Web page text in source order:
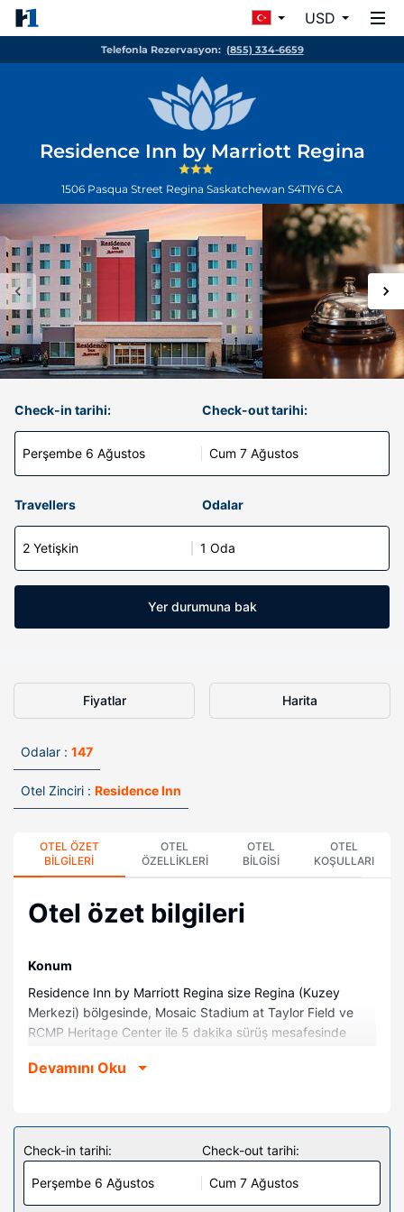
USD
Telefonla Rezervasyon: (855) 334-6659
Residence Inn by Marriott Regina
1506 Pasqua Street Regina Saskatchewan S4T1Y6 CA
Check-in tarihi:
Perşembe 6 Ağustos
Check-out tarihi:
Cum 7 Ağustos
Travellers Odalar
2 Yetişkin 1 Oda
Yer durumuna bak
Fiyatlar Harita
Odalar : 147
Otel Zinciri : Residence Inn
OTEL ÖZET
BILGILERI
OTEL
ÖZELLIKLERI
OTEL
BILGISI
OTEL
KOŞULLARI
Otel özet bilgileri
Konum
Residence Inn by Marriott Regina size Regina (Kuzey
Merkezi) bölgesinde, Mosaic Stadium at Taylor Field ve
RCMP Heritage Center ile 5 dakika sürüş mesafesinde
Avenue Park ile 0,4 mi (0,6 km) ve Hükümet Binası ile 0,5
Misafirlerimizin konforu ve rahatı için 147 odada küçük
mutfak, buzdolabı ve set üstü ocak bulunmaktadır.
Misafirlerimize ücretsiz kablosuz internet sunulmaktadır.
Misafirlerimizin iyi vakit geçirebilmesi için kablolu TV
Devamını Oku
Check-in tarihi:
Perşembe 6 Ağustos
Check-out tarihi:
Cum 7 Ağustos